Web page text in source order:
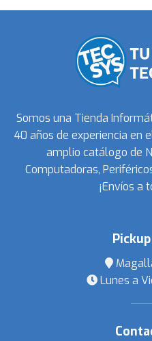
Somos una Tienda
40 años de experiencia en
amplio catálogo de
Computadoras,
¡Envíos a
Lunes a